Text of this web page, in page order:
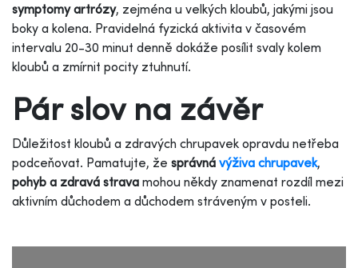
symptomy artrózy, zejména u velkých kloubů, jakými jsou
boky a kolena. Pravidelná fyzická aktivita v časovém
intervalu 20-30 minut denně dokáže posílit svaly kolem
kloubů a zmírnit pocity ztuhnutí.
Pár slov na závěr
Důležitost kloubů a zdravých chrupavek opravdu netřeba
podceňovat. Pamatujte, že správná výživa chrupavek,
pohyb a zdravá strava mohou někdy znamenat rozdíl mezi
aktivním důchodem a důchodem stráveným v posteli.